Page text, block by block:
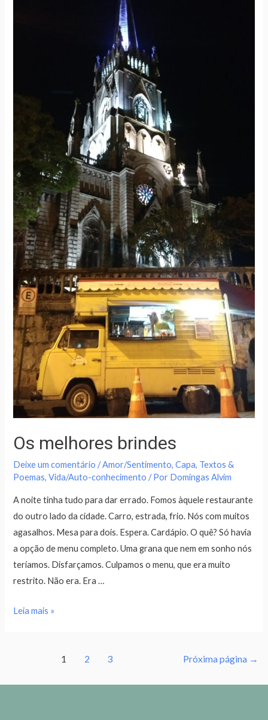
Os melhores brindes
Deixe um comentário /Amor/Sentimento,Capa, Textos &
Poemas,Vida/Auto-conhecimento / Por Domingas Alvim
A noite tinha tudo para dar errado. Fomos àquele restaurante
do outro lado da cidade. Carro, estrada, frio. Nós com muitos
agasalhos. Mesa para dois. Espera. Cardápio. O quê? Só havia
a opção de menu completo. Uma grana que nem em sonho nós
teríamos. Disfarçamos. Culpamos o menu, que era muito
restrito. Não era. Era …
Leia mais »
1 2 3 Próxima página →